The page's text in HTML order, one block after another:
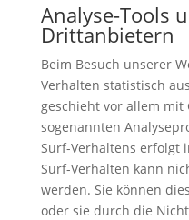
Analyse-Tools
Drittanbietern
Beim Besuch unserer
Verhalten statistisch
geschieht vor allem mit
sogenannten
Surf-Verhaltens erfolgt
Surf-Verhalten kann
werden. Sie können
oder sie durch die